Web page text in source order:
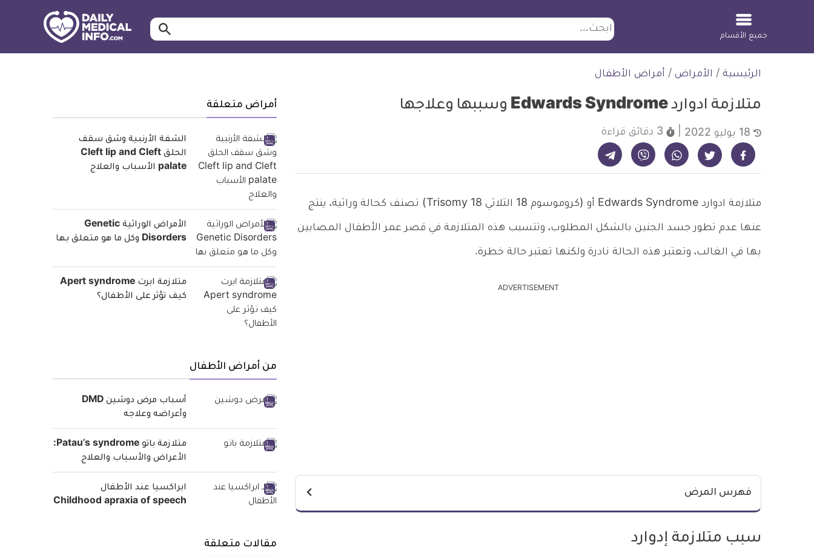
ابحث ابحث…
جميع الأقسام
الرئيسية / الأمراض / أمراض الأطفال
متلازمة ادوارد Edwards Syndrome وسببها وعلاجها
3 دقائق قراءة
شارك على فيسبوك - ديلي ميديكال انفو شارك على تويتر - ديلي ميديكال انفو شارك على واتساب - ديلي ميديكال انفو شارك على فايبر - ديلي ميديكال انفو شارك على تيليجرام - ديلي ميديكال انفو
متلازمة ادوارد Edwards Syndrome أو (كروموسوم 18 الثلاثي Trisomy 18) تصنف كحالة وراثية، ينتج
عنها عدم تطور جسد الجنين بالشكل المطلوب، وتتسبب هذه المتلازمة في قصر عمر الأطفال المصابين
بها في الغالب، وتعتبر هذه الحالة نادرة ولكنها تعتبر حالة خطرة.
ADVERTISEMENT
فهرس المرض
سبب متلازمة إدوارد
أمراض متعلقة
الشفة الأرنبية وشق سقف
الحلق Cleft lip and Cleft
palate الأسباب والعلاج
الأمراض الوراثية Genetic
Disorders وكل ما هو متعلق بها
متلازمة ابرت Apert syndrome
كيف تؤثر على الأطفال؟
من أمراض الأطفال
أسباب مرض دوشين DMD
وأعراضه وعلاجه
متلازمة باتو Patau’s syndrome:
الأعراض والأسباب والعلاج
ابراكسيا عند الأطفال
Childhood apraxia of speech
مقالات متعلقة